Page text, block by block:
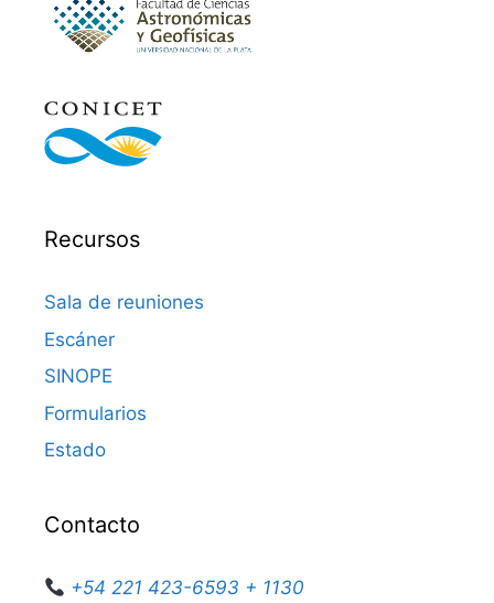
Recursos
Sala de reuniones
Escáner
SINOPE
Formularios
Estado
Contacto
+54 221 423-6593 + 1130